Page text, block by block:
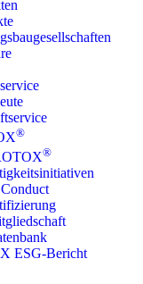
®
®
ESG-Bericht